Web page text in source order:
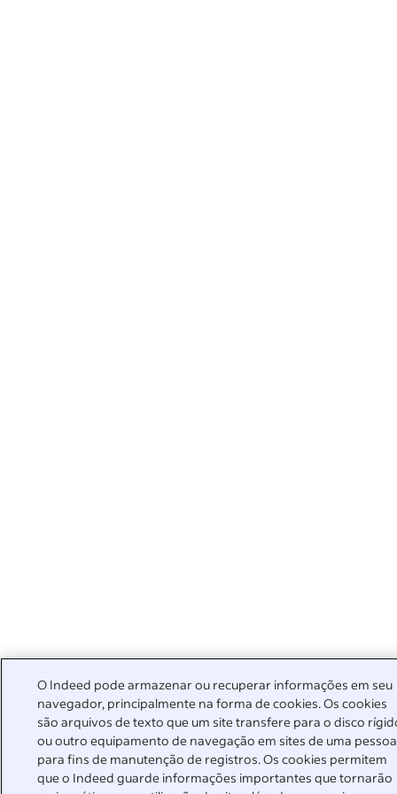
O Indeed pode armazenar ou recuperar informações em seu
navegador, principalmente na forma de cookies. Os cookies
são arquivos de texto que um site transfere para o disco
ou outro equipamento de navegação em sites de uma pessoa
para fins de manutenção de registros. Os cookies permitem
que o Indeed guarde informações importantes que tornarão